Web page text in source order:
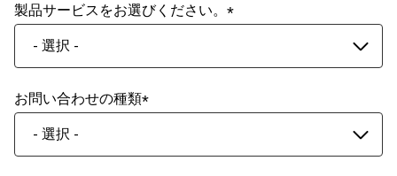
製品サービスをお選びください。
- 選択 -
お問い合わせの種類
- 選択 -